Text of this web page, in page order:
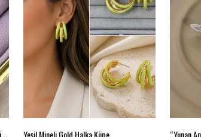
Yeşil Mineli Gold Halka Küpe “Yunan